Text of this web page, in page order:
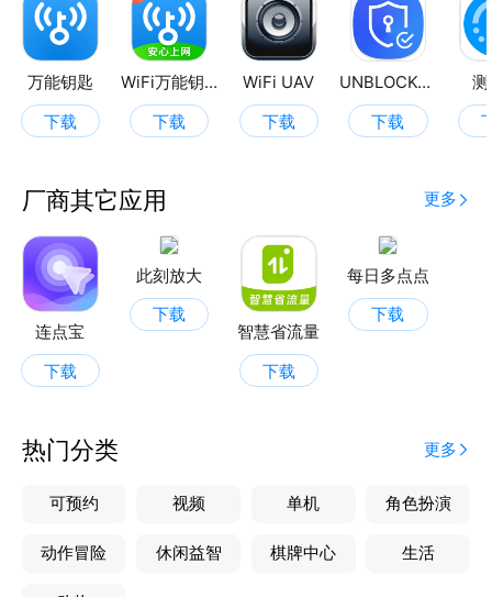
【流量小知识】通过有效的流量知识，您可以学习如何
合理使用流量，了解流量的基本概念及使用技巧，助您
做出明智的决策。
【流量应用排行】实时查看各应用的流量消耗排行，让
您清楚了解哪些应用耗流，从而调整使用习惯，避免不
【超效倒数日】记录您关注的重要事件和任务，设置倒
计时，时刻提醒您即将到来的时刻，确保您及时准备，
珍惜每一个重要日子。
选择超效流量，让您的数据管理更加高效与智能。立即
下载，开启您的流量省心之旅，享受每一次在线体验的
精彩！
万能钥匙
下载
WiFi万能钥匙极速版
下载
WiFi UAV
下载
UNBLOCKCN
下载
厂商其它应用 更多
连点宝
下载
此刻放大
下载
智慧省流量
下载
每日多点点
下载
热门分类 更多
可预约 视频 单机 角色扮演
动作冒险 休闲益智 棋牌中心 生活